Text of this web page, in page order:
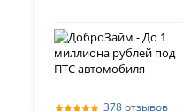
378 отзывов